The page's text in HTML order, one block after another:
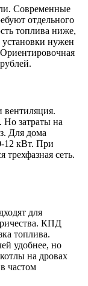
Современные
отдельного
топлива ниже,
установки нужен
затраты на
Для дома
12 кВт. При
сеть.
для
КПД
топлива.
удобнее, но
на дровах
частом